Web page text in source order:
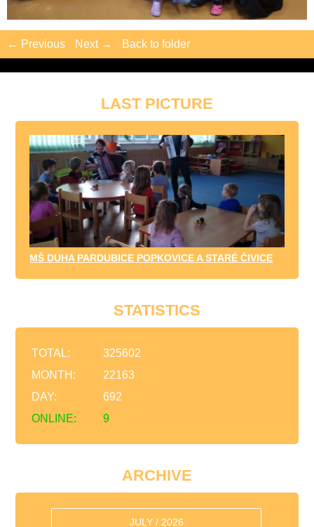
← Previous Next → Back to folder
LAST PICTURE
MŠ DUHA PARDUBICE POPKOVICE A STARÉ ČIVICE
STATISTICS
ONLINE: 9
TOTAL:
325602
MONTH:
22163
DAY:
692
ARCHIVE
JULY / 2026